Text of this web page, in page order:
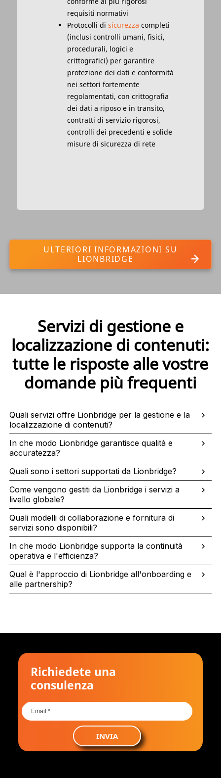
requisiti normativi
Protocolli di sicurezza completi
(inclusi controlli umani, fisici,
procedurali, logici e
crittografici) per garantire
protezione dei dati e conformità
nei settori fortemente
regolamentati, con crittografia
dei dati a riposo e in transito,
contratti di servizio rigorosi,
controlli dei precedenti e solide
misure di sicurezza di rete
ULTERIORI INFORMAZIONI SU
LIONBRIDGE
Servizi di gestione e
localizzazione di contenuti:
tutte le risposte alle vostre
domande più frequenti
Quali servizi offre Lionbridge per la gestione e la
localizzazione di contenuti?
In che modo Lionbridge garantisce qualità e
accuratezza?
Quali sono i settori supportati da Lionbridge?
Come vengono gestiti da Lionbridge i servizi a
livello globale?
Quali modelli di collaborazione e fornitura di
servizi sono disponibili?
In che modo Lionbridge supporta la continuità
operativa e l'efficienza?
Qual è l'approccio di Lionbridge all'onboarding e
alle partnership?
Richiedete una
consulenza
INVIA